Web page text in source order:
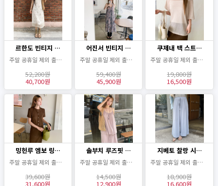
르한도 빈티지 …
주말 공휴일 제외 출고기간 2~3일
52,200원
40,700원
어진서 빈티지 …
주말 공휴일 제외 출고기간 2~3일
59,400원
45,900원
쿠제내 백 스트…
주말 공휴일 제외 출고기간 2~3일
19,800원
16,500원
밍헌루 엠보 링…
주말 공휴일 제외 출고기간 2~3일
39,600원
31,600원
솔부치 루즈핏 …
주말 공휴일 제외 출고기간 2~3일
14,500원
12,900원
지베토 찰랑 시…
주말 공휴일 제외 출고기간 2~3일
18,900원
16,600원